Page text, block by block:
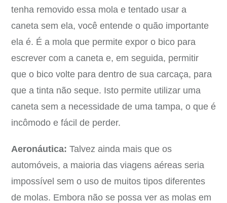
tenha removido essa mola e tentado usar a
caneta sem ela, você entende o quão importante
ela é. É a mola que permite expor o bico para
escrever com a caneta e, em seguida, permitir
que o bico volte para dentro de sua carcaça, para
que a tinta não seque. Isto permite utilizar uma
caneta sem a necessidade de uma tampa, o que é
incômodo e fácil de perder.
Aeronáutica: Talvez ainda mais que os
automóveis, a maioria das viagens aéreas seria
impossível sem o uso de muitos tipos diferentes
de molas. Embora não se possa ver as molas em